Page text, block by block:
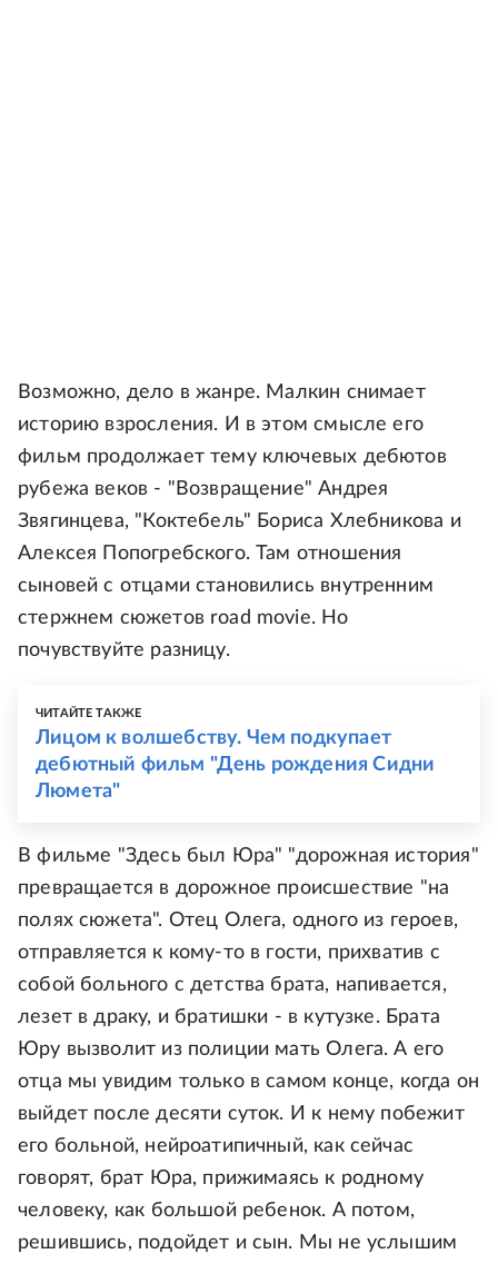
Возможно, дело в жанре. Малкин снимает
историю взросления. И в этом смысле его
фильм продолжает тему ключевых дебютов
рубежа веков - "Возвращение" Андрея
Звягинцева, "Коктебель" Бориса Хлебникова и
Алексея Попогребского. Там отношения
сыновей с отцами становились внутренним
стержнем сюжетов road movie. Но
почувствуйте разницу.
ЧИТАЙТЕ ТАКЖЕ
Лицом к волшебству. Чем подкупает
дебютный фильм "День рождения Сидни
Люмета"
В фильме "Здесь был Юра" "дорожная история"
превращается в дорожное происшествие "на
полях сюжета". Отец Олега, одного из героев,
отправляется к кому-то в гости, прихватив с
собой больного с детства брата, напивается,
лезет в драку, и братишки - в кутузке. Брата
Юру вызволит из полиции мать Олега. А его
отца мы увидим только в самом конце, когда он
выйдет после десяти суток. И к нему побежит
его больной, нейроатипичный, как сейчас
говорят, брат Юра, прижимаясь к родному
человеку, как большой ребенок. А потом,
решившись, подойдет и сын. Мы не услышим